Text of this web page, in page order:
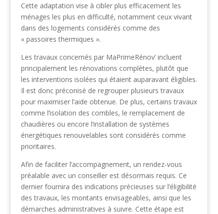
Cette adaptation vise à cibler plus efficacement les
ménages les plus en difficulté, notamment ceux vivant
dans des logements considérés comme des
« passoires thermiques ».
Les travaux concernés par MaPrimeRénov’ incluent
principalement les rénovations complètes, plutôt que
les interventions isolées qui étaient auparavant éligibles.
Il est donc préconisé de regrouper plusieurs travaux
pour maximiser l’aide obtenue. De plus, certains travaux
comme l’isolation des combles, le remplacement de
chaudières ou encore l’installation de systèmes
énergétiques renouvelables sont considérés comme
prioritaires.
Afin de faciliter l’accompagnement, un rendez-vous
préalable avec un conseiller est désormais requis. Ce
dernier fournira des indications précieuses sur l’éligibilité
des travaux, les montants envisageables, ainsi que les
démarches administratives à suivre. Cette étape est